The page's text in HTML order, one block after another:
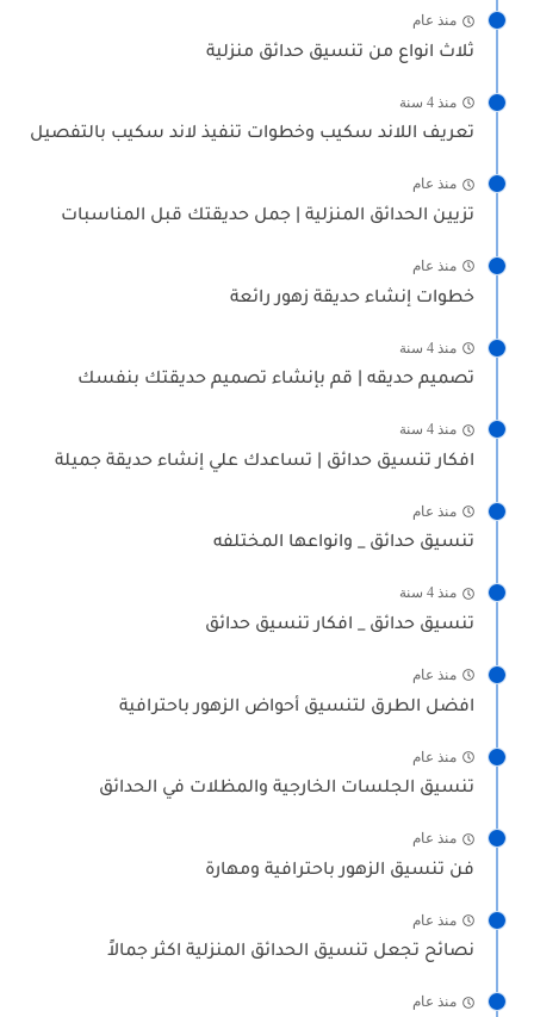
منذ عام
ثلاث انواع من تنسيق حدائق منزلية
منذ 4 سنة
تعريف اللاند سكيب وخطوات تنفيذ لاند سكيب بالتفصيل
منذ عام
تزيين الحدائق المنزلية | جمل حديقتك قبل المناسبات
منذ عام
خطوات إنشاء حديقة زهور رائعة
منذ 4 سنة
تصميم حديقه | قم بإنشاء تصميم حديقتك بنفسك
منذ 4 سنة
افكار تنسيق حدائق | تساعدك علي إنشاء حديقة جميلة
منذ عام
تنسيق حدائق _ وانواعها المختلفه
منذ 4 سنة
تنسيق حدائق _ افكار تنسيق حدائق
منذ عام
افضل الطرق لتنسيق أحواض الزهور باحترافية
منذ عام
تنسيق الجلسات الخارجية والمظلات في الحدائق
منذ عام
فن تنسيق الزهور باحترافية ومهارة
منذ عام
نصائح تجعل تنسيق الحدائق المنزلية اكثر جمالاً
منذ عام